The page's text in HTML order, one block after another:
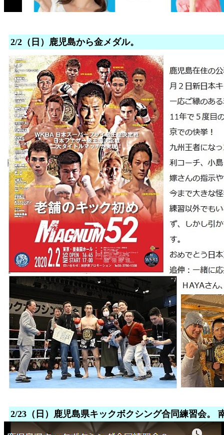
2/2（日）鹿児島から金メダル。
2/23（日）鹿児島県キックボクシング合同練習会